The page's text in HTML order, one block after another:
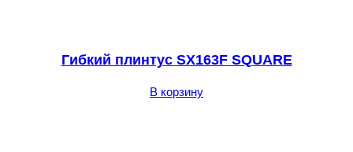
Гибкий плинтус SX163F SQUARE
В корзину